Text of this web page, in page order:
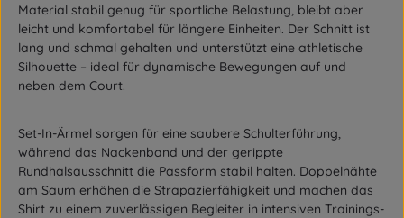
Material stabil genug für sportliche Belastung, bleibt aber
leicht und komfortabel für längere Einheiten. Der Schnitt ist
lang und schmal gehalten und unterstützt eine athletische
Silhouette – ideal für dynamische Bewegungen auf und
neben dem Court.
Set-In-Ärmel sorgen für eine saubere Schulterführung,
während das Nackenband und der gerippte
Rundhalsausschnitt die Passform stabil halten. Doppelnähte
am Saum erhöhen die Strapazierfähigkeit und machen das
Shirt zu einem zuverlässigen Begleiter in intensiven Trainings-